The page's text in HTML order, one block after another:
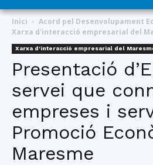
del
Inici
Acord pel Desenvolupament
Xarxa d'interacció empresarial del
Xarxa d'interacció empresarial del
Presentació
servei que
empreses i
Promoció
Maresme